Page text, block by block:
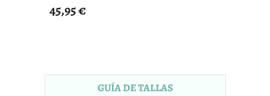
45,95€
GUÍA DE TALLAS